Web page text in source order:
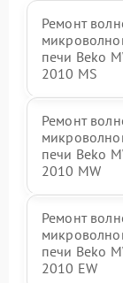
Ремонт
печи Beko
2010 MS
Ремонт
печи Beko
2010 MW
Ремонт
печи Beko
2010 EW